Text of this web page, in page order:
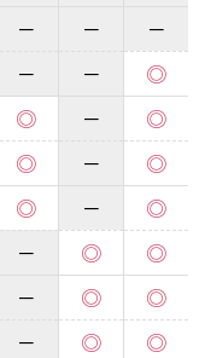
－ －
－
－ － ◎
◎ － ◎
◎ － ◎
◎ － ◎
－ ◎ ◎
－ ◎ ◎
－ ◎ ◎